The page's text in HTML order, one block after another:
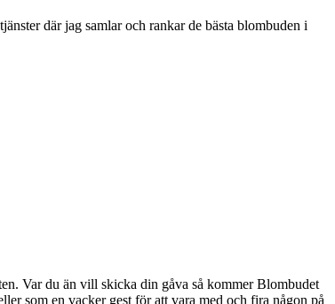
Var du än vill skicka din gåva så kommer Blombudet